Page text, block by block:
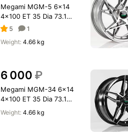
Megami MGM-5 6x14
4x100 ET 35 Dia 73.1
gmf
5
1
Weight: 4.66 kg
6 000 ₽
Megami MGM-34 6x14
4x100 ET 35 Dia 73.1
gmf
Weight: 4.66 kg